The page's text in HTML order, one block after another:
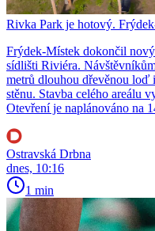
Rivka Park je hotový.
Frýdek-Místek dokončil
sídlišti Riviéra.
metrů dlouhou dřevěnou loď
stěnu. Stavba celého areálu
Otevření je naplánováno na
Ostravská Drbna
dnes, 10:16
1 min